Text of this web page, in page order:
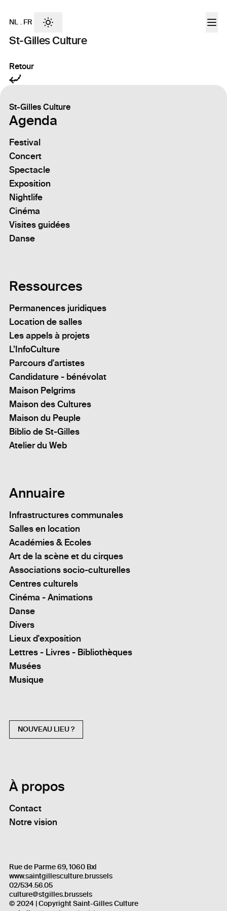
St-Gilles Culture
NL . FR
Retour
St-Gilles Culture
Agenda
Festival
Concert
Spectacle
Exposition
Nightlife
Cinéma
Visites guidées
Danse
Ressources
Permanences juridiques
Location de salles
Les appels à projets
L’InfoCulture
Parcours d'artistes
Candidature - bénévolat
Maison Pelgrims
Maison des Cultures
Maison du Peuple
Biblio de St-Gilles
Atelier du Web
Annuaire
Infrastructures communales
Salles en location
Académies & Ecoles
Art de la scène et du cirques
Associations socio-culturelles
Centres culturels
Cinéma - Animations
Danse
Divers
Lieux d'exposition
Lettres - Livres - Bibliothèques
Musées
Musique
NOUVEAU LIEU ?
À propos
Contact
Notre vision
Rue de Parme 69, 1060 Bxl
www.saintgillesculture.brussels
02/534.56.05
culture@stgilles.brussels
© 2024 | Copyright Saint-Gilles Culture